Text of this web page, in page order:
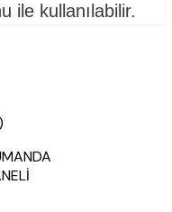
ile kullanılabilir.